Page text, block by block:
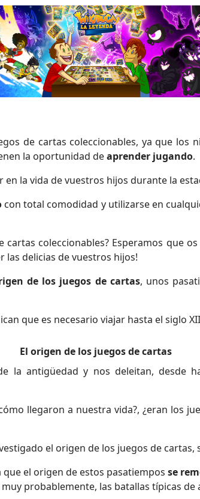
de cartas coleccionables, ya que los
la oportunidad deaprender jugando.
la vida de vuestros hijos durante la
con total comodidad y utilizarse en
cartas coleccionables? Esperamos que
las delicias de vuestros hijos!
de los juegos de cartas, unos
que es necesario viajar hasta el siglo
El origen de los juegos de cartas
la antigüedad y nos deleitan, desde
llegaron a nuestra vida?, ¿eran los
el origen de los juegos de
el origen de estos pasatiempos se
probablemente, las batallas típicas de